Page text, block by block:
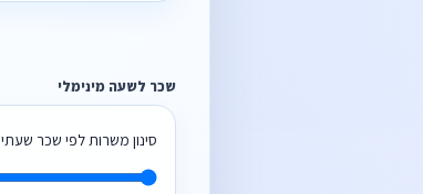
שכר לשעה מינימלי
סינון משרות לפי שכר שעתי